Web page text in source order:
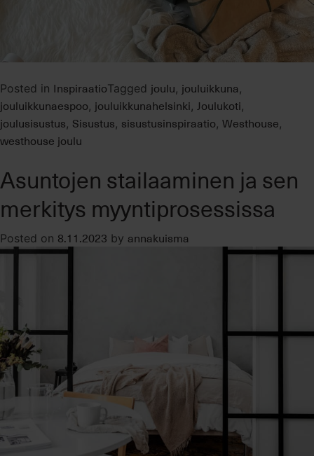
Posted in InspiraatioTagged joulu, jouluikkuna,
jouluikkunaespoo, jouluikkunahelsinki, Joulukoti,
joulusisustus, Sisustus, sisustusinspiraatio, Westhouse,
westhouse joulu
Asuntojen stailaaminen ja sen
merkitys myyntiprosessissa
Posted on 8.11.2023 by annakuisma